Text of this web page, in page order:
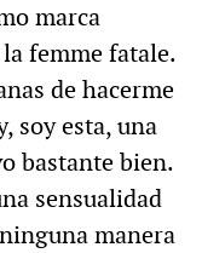
marca
femme fatale.
de hacerme
soy esta, una
bastante bien.
sensualidad
manera